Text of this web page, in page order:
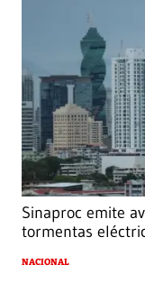
Sinaproc emite
tormentas
NACIONAL